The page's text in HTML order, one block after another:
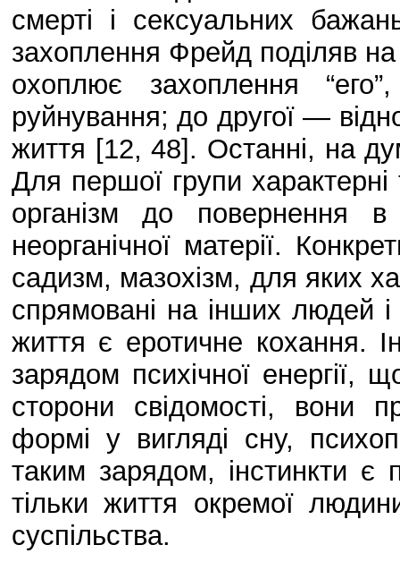
смерті і сексуальних
захоплення Фрейд поділяв
охоплює захоплення “его”,
руйнування; до другої —
життя [12, 48]. Останні, на
Для першої групи
організм до повернення
неорганічної матерії.
садизм, мазохізм, для яких
спрямовані на інших людей
життя є еротичне кохання.
зарядом психічної енергії,
сторони свідомості, вони
формі у вигляді сну,
таким зарядом, інстинкти є
тільки життя окремої
суспільства.